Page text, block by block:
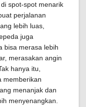
spot-spot menarik
perjalanan
lebih luas,
juga
bisa merasa lebih
merasakan angin
hanya itu,
memberikan
menanjak dan
menyenangkan.